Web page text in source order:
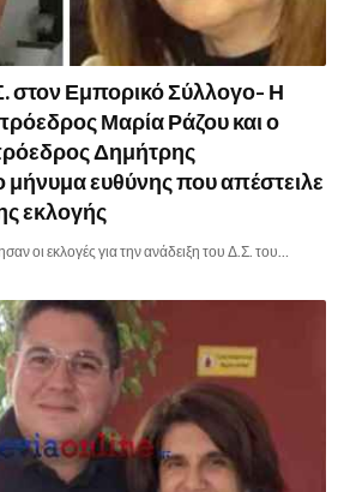
στον Εμπορικό Σύλλογο- Η
Μαρία Ράζου και ο
Δημήτρης
ευθύνης που απέστειλε
εκλογής
οι εκλογές για την ανάδειξη του Δ.Σ. του…